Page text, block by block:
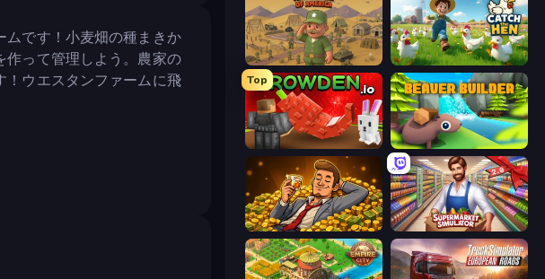
ムです！小麦畑の種まきか
作って管理しよう。農家の
！ウエスタンファームに飛
Army Base Of America Catch the Hen
Top
Grow A Garden | Growden.io Beaver Builder
Idle Billionaire Tycoon Supermarket Simulator: Store Manager